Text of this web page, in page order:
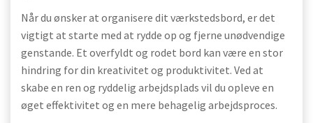
Når du ønsker at organisere dit værkstedsbord, er det
vigtigt at starte med at rydde op og fjerne unødvendige
genstande. Et overfyldt og rodet bord kan være en stor
hindring for din kreativitet og produktivitet. Ved at
skabe en ren og ryddelig arbejdsplads vil du opleve en
øget effektivitet og en mere behagelig arbejdsproces.